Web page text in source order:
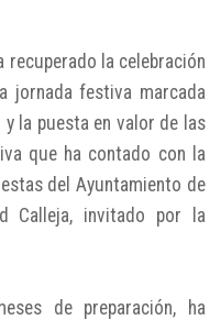
recuperado la celebración
jornada festiva marcada
la puesta en valor de las
que ha contado con la
del Ayuntamiento de
Calleja, invitado por la
de preparación, ha